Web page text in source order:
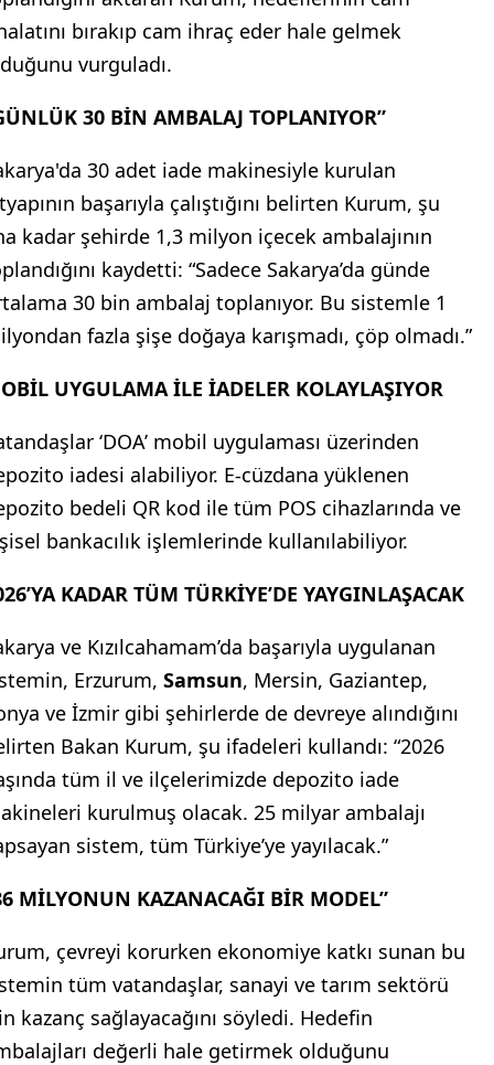
bırakıp cam ihraç eder hale gelmek
vurguladı.
30 BİN AMBALAJ TOPLANIYOR”
30 adet iade makinesiyle kurulan
başarıyla çalıştığını belirten Kurum, şu
kadar şehirde 1,3 milyon içecek ambalajının
kaydetti: “Sadece Sakarya’da günde
30 bin ambalaj toplanıyor. Bu sistemle 1
fazla şişe doğaya karışmadı, çöp olmadı.”
UYGULAMA İLE İADELER KOLAYLAŞIYOR
‘DOA’ mobil uygulaması üzerinden
iadesi alabiliyor. E-cüzdana yüklenen
bedeli QR kod ile tüm POS cihazlarında ve
bankacılık işlemlerinde kullanılabiliyor.
KADAR TÜM TÜRKİYE’DE YAYGINLAŞACAK
ve Kızılcahamam’da başarıyla uygulanan
Erzurum, Samsun, Mersin, Gaziantep,
ve İzmir gibi şehirlerde de devreye alındığını
Bakan Kurum, şu ifadeleri kullandı: “2026
tüm il ve ilçelerimizde depozito iade
kurulmuş olacak. 25 milyar ambalajı
sistem, tüm Türkiye’ye yayılacak.”
MİLYONUN KAZANACAĞI BİR MODEL”
çevreyi korurken ekonomiye katkı sunan bu
tüm vatandaşlar, sanayi ve tarım sektörü
kazanç sağlayacağını söyledi. Hedefin
değerli hale getirmek olduğunu